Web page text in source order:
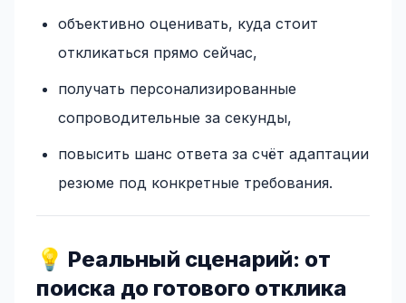
объективно оценивать, куда стоит
откликаться прямо сейчас,
получать персонализированные
сопроводительные за секунды,
повысить шанс ответа за счёт адаптации
резюме под конкретные требования.
💡 Реальный сценарий: от
поиска до готового отклика